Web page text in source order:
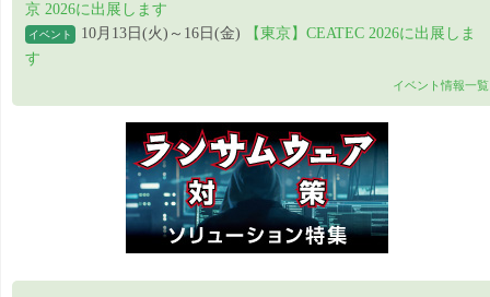
京 2026に出展します
イベント 10月13日(火)～16日(金)
【東京】CEATEC 2026に出展しま
す
イベント情報一覧